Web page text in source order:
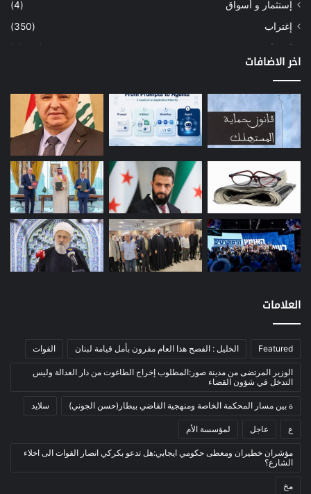
إستثمار و أسواق
(4)
إغتراب
(350)
إقتصاد
(1٬040)
إعمار
(3)
بيئة
(16)
دراسة
(24)
(12)
مصارف
(168)
معادن
(1)
موازنة
(4)
نفط
(91)
اتصالات
(26)
الرئيسية
العالم العربي
المحكمة الخاصة
بيئة
أدب وشعر
إعلام
بروفايل
اخر الاضافات
العلامات
Featured الخليل : الفصح هذا العام مقرون بأمل قيامة لبنان القوات
الوزير المرتضى من مدينة صور:المطلوب إخراج الطاغوت من دار العدالة وليس
التدخل في شؤون القضاء
ة بين مسار المحكمة الخاصة ومنهجية القاضي بيطار(حسن الجوني) سلايد
ع عاجل لمؤسسة الأم
مؤشران خطيران ومعطى حكومي ايجابي:هل تدعو بكركي انصار القوات الى اخلاء
الشارع؟
مخ